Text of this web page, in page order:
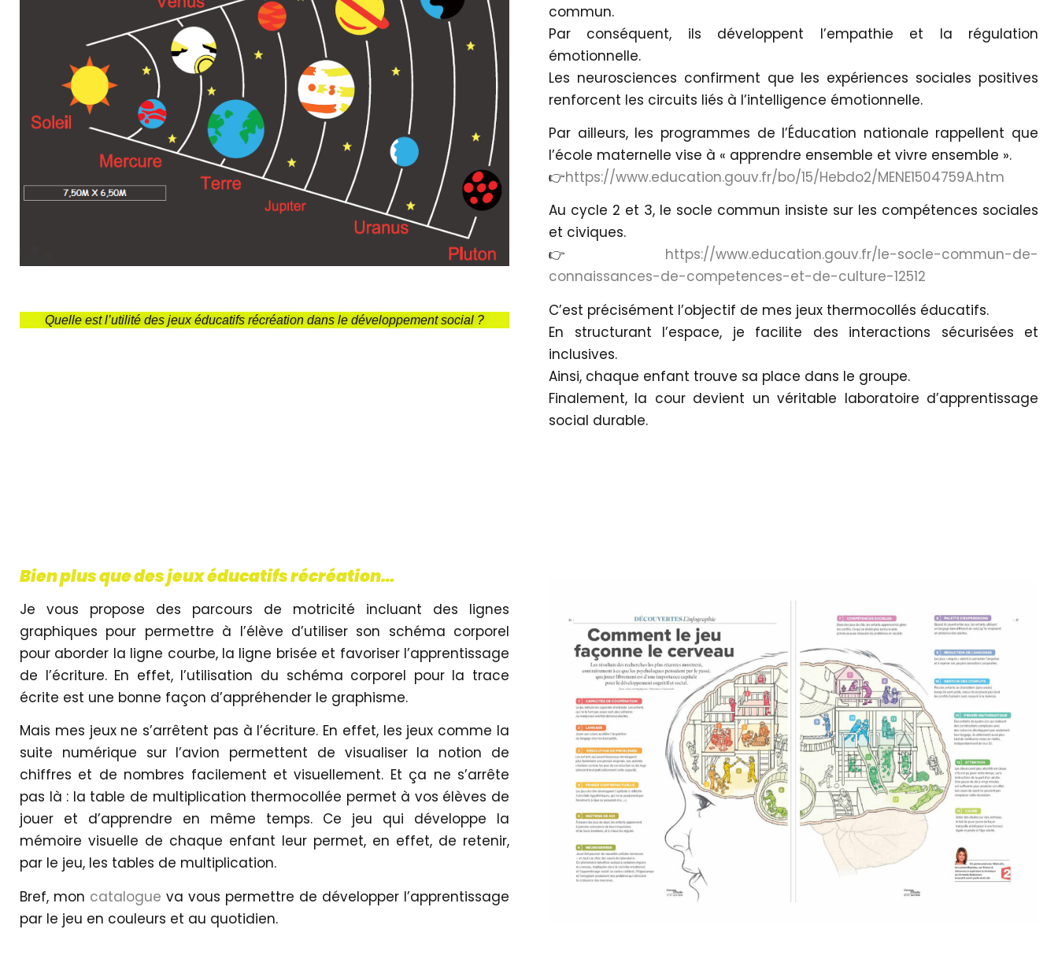
Quelle est l’utilité des jeux éducatifs récréation dans le développement social ?
commun.
Par conséquent, ils développent l’empathie et la régulation
émotionnelle.
Les neurosciences confirment que les expériences sociales positives
renforcent les circuits liés à l’intelligence émotionnelle.
Par ailleurs, les programmes de l’Éducation nationale rappellent que
l’école maternelle vise à « apprendre ensemble et vivre ensemble ».
👉https://www.education.gouv.fr/bo/15/Hebdo2/MENE1504759A.htm
Au cycle 2 et 3, le socle commun insiste sur les compétences sociales
et civiques.
👉 https://www.education.gouv.fr/le-socle-commun-de-
connaissances-de-competences-et-de-culture-12512
C’est précisément l’objectif de mes jeux thermocollés éducatifs.
En structurant l’espace, je facilite des interactions sécurisées et
inclusives.
Ainsi, chaque enfant trouve sa place dans le groupe.
Finalement, la cour devient un véritable laboratoire d’apprentissage
social durable.
Bien plus que des jeux éducatifs récréation…
Je vous propose des parcours de motricité incluant des lignes
graphiques pour permettre à l’élève d’utiliser son schéma corporel
pour aborder la ligne courbe, la ligne brisée et favoriser l’apprentissage
de l’écriture. En effet, l’utilisation du schéma corporel pour la trace
écrite est une bonne façon d’appréhender le graphisme.
Mais mes jeux ne s’arrêtent pas à l’écriture. En effet, les jeux comme la
suite numérique sur l’avion permettent de visualiser la notion de
chiffres et de nombres facilement et visuellement. Et ça ne s’arrête
pas là : la table de multiplication thermocollée permet à vos élèves de
jouer et d’apprendre en même temps. Ce jeu qui développe la
mémoire visuelle de chaque enfant leur permet, en effet, de retenir,
par le jeu, les tables de multiplication.
Bref, mon catalogue va vous permettre de développer l’apprentissage
par le jeu en couleurs et au quotidien.